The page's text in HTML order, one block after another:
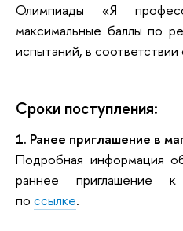
Олимпиады «Я
максимальные баллы по
испытаний, в
Сроки поступления:
1. Ранее приглашение в
Подробная информация
раннее приглашение к
по ссылке.